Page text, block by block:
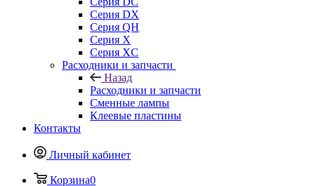
Серия DX
Серия QH
Серия X
Серия XC
Расходники и запчасти
Назад
Расходники и запчасти
Сменные лампы
Клеевые пластины
Контакты
Личный кабинет
Корзина0